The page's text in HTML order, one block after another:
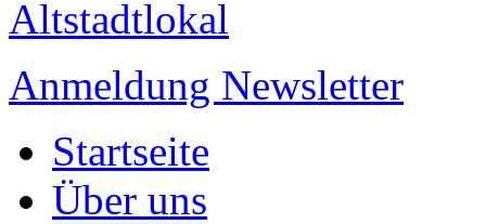
Anmeldung Newsletter
Startseite
Über uns